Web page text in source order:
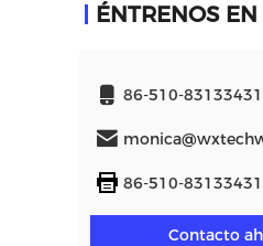
86-510-83133431
86-510-83133431
Contacto